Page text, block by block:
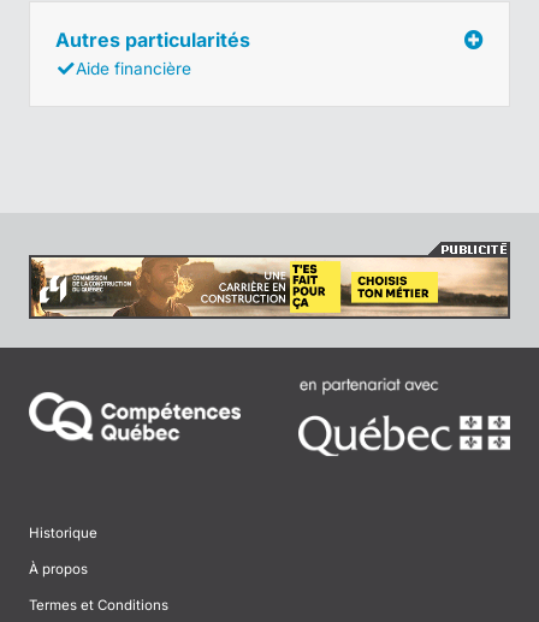
Autres particularités
Aide financière
Historique
À propos
Termes et Conditions